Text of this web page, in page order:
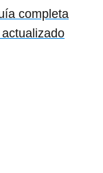
completa